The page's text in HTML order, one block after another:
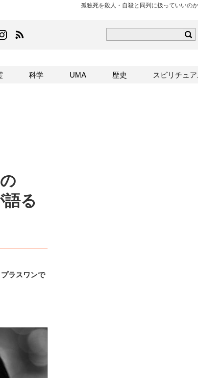
孤独死を殺人・自殺と同列に扱っていいの
のFacebookはこちら
TOCANAのinstagramはこちら
る
ラスワンで
科学 UMA 歴史 スピリチュ